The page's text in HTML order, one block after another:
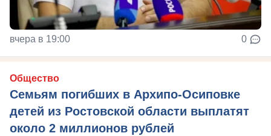
вчера в 19:00 0
Общество
Семьям погибших в Архипо-Осиповке
детей из Ростовской области выплатят
около 2 миллионов рублей